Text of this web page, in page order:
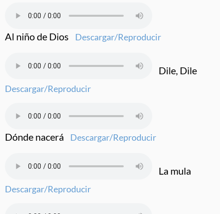
Al niño de Dios Descargar/Reproducir
Dile, Dile
Descargar/Reproducir
Dónde nacerá Descargar/Reproducir
La mula
Descargar/Reproducir